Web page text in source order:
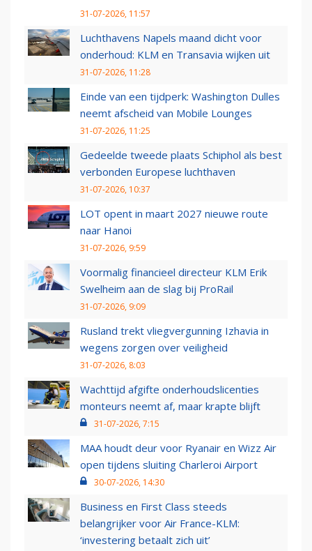
31-07-2026, 11:57
Luchthavens Napels maand dicht voor
onderhoud: KLM en Transavia wijken uit
31-07-2026, 11:28
Einde van een tijdperk: Washington Dulles
neemt afscheid van Mobile Lounges
31-07-2026, 11:25
Gedeelde tweede plaats Schiphol als best
verbonden Europese luchthaven
31-07-2026, 10:37
LOT opent in maart 2027 nieuwe route
naar Hanoi
31-07-2026, 9:59
Voormalig financieel directeur KLM Erik
Swelheim aan de slag bij ProRail
31-07-2026, 9:09
Rusland trekt vliegvergunning Izhavia in
wegens zorgen over veiligheid
31-07-2026, 8:03
Wachttijd afgifte onderhoudslicenties
monteurs neemt af, maar krapte blijft
31-07-2026, 7:15
MAA houdt deur voor Ryanair en Wizz Air
open tijdens sluiting Charleroi Airport
30-07-2026, 14:30
Business en First Class steeds
belangrijker voor Air France-KLM:
‘investering betaalt zich uit’